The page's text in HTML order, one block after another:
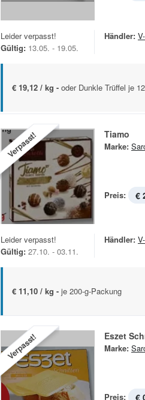
Leider verpasst!
Gültig: 13.05. - 19.05.
Händler:
€ 19,12 / kg - oder Dunkle Trüffel je
Verpasst! Tiamo
Marke:
Preis: €
Leider verpasst!
Gültig: 27.10. - 03.11.
Händler:
€ 11,10 / kg - je 200-g-Packung
Verpasst! Eszet
Marke:
Preis: €